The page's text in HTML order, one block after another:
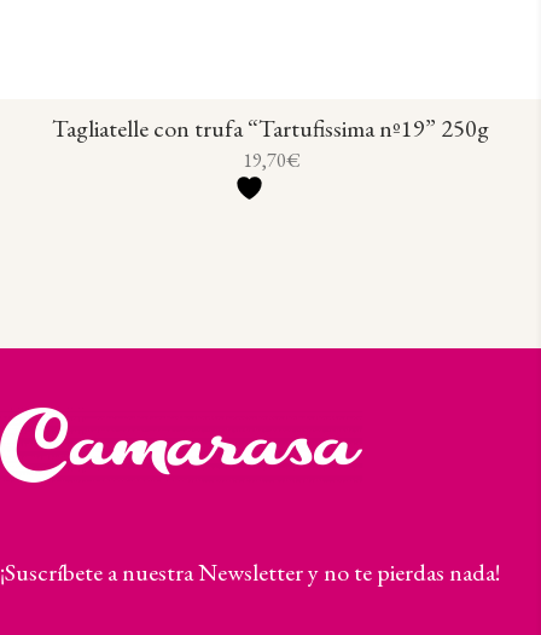
Tagliatelle con trufa “Tartufissima nº19” 250g
19,70€
¡Suscríbete a nuestra Newsletter y no te pierdas nada!